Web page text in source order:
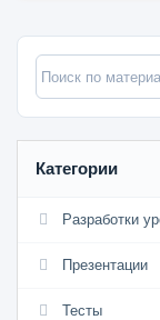
Категории
Разработки
Презентации
Тесты